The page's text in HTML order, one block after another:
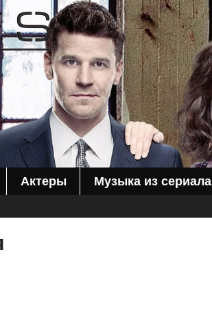
Актеры Музыка из сериала